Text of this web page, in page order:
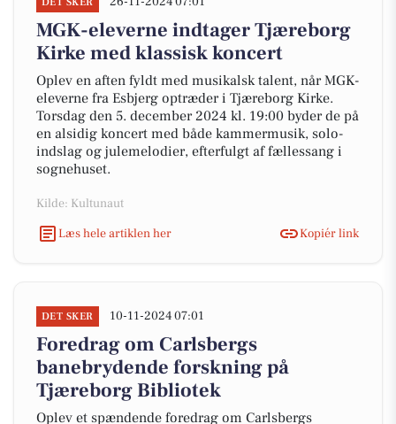
MGK-eleverne indtager Tjæreborg
Kirke med klassisk koncert
Oplev en aften fyldt med musikalsk talent, når MGK-
eleverne fra Esbjerg optræder i Tjæreborg Kirke.
Torsdag den 5. december 2024 kl. 19:00 byder de på
en alsidig koncert med både kammermusik, solo-
indslag og julemelodier, efterfulgt af fællessang i
sognehuset.
Kilde: Kultunaut
Læs hele artiklen her
Kopiér link
DET SKER 10-11-2024 07:01
Foredrag om Carlsbergs
banebrydende forskning på
Tjæreborg Bibliotek
Oplev et spændende foredrag om Carlsbergs